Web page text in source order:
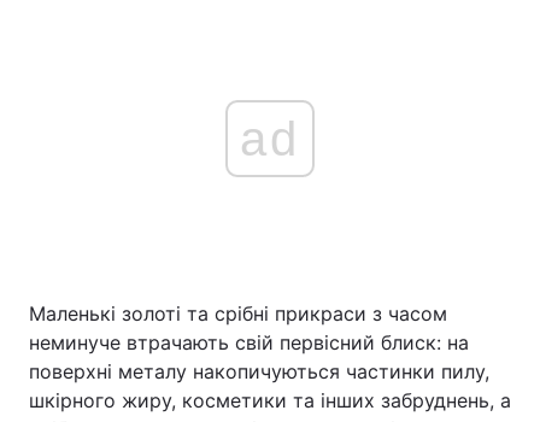
ad
Маленькі золоті та срібні прикраси з часом
неминуче втрачають свій первісний блиск: на
поверхні металу накопичуються частинки пилу,
шкірного жиру, косметики та інших забруднень, а